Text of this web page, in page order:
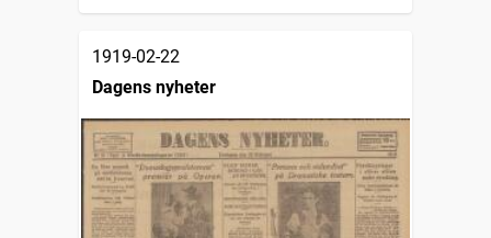
1919-02-22
Dagens nyheter